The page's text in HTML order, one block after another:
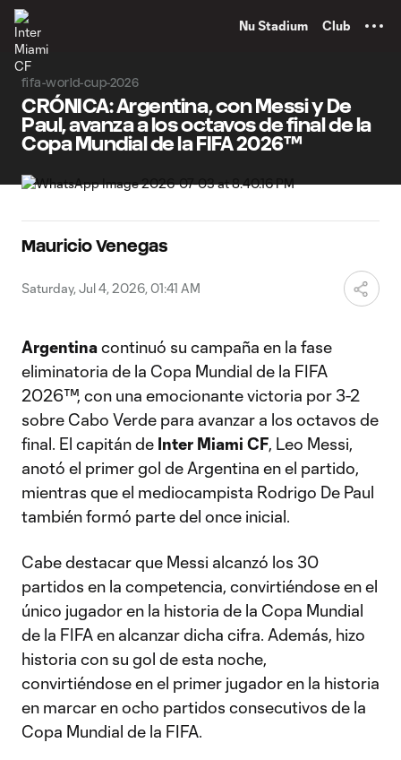
Nu Stadium Club
fifa-world-cup-2026
CRÓNICA: Argentina, con Messi y De
Paul, avanza a los octavos de final de la
Copa Mundial de la FIFA 2026™
Mauricio Venegas
Saturday, Jul 4, 2026, 01:41 AM
Argentinacontinuó su campaña en la fase
eliminatoria de la Copa Mundial de la FIFA
2026™, con una emocionante victoria por 3-2
sobre Cabo Verde para avanzar a los octavos de
final. El capitán de Inter Miami CF, Leo Messi,
anotó el primer gol de Argentina en el partido,
mientras que el mediocampista Rodrigo De Paul
también formó parte del once inicial.
Cabe destacar que Messi alcanzó los 30
partidos en la competencia, convirtiéndose en el
único jugador en la historia de la Copa Mundial
de la FIFA en alcanzar dicha cifra. Además, hizo
historia con su gol de esta noche,
convirtiéndose en el primer jugador en la historia
en marcar en ocho partidos consecutivos de la
Copa Mundial de la FIFA.